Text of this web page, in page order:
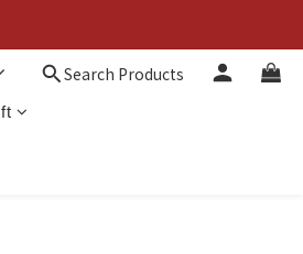
Search Products